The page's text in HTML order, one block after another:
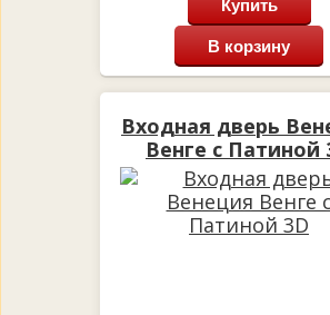
Купить
В корзину
Входная дверь
Венге с Патиной